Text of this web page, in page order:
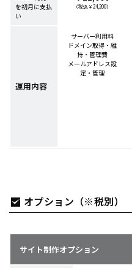
を初月に支払
い
（税込￥24,200）
運用内容
サーバー利用料
ドメイン取得・維
持・管理費
メールアドレス設
定・管理
オプション（※税別）
サイト制作オプション